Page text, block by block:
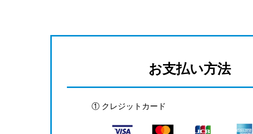
お支払い方法
① クレジットカード